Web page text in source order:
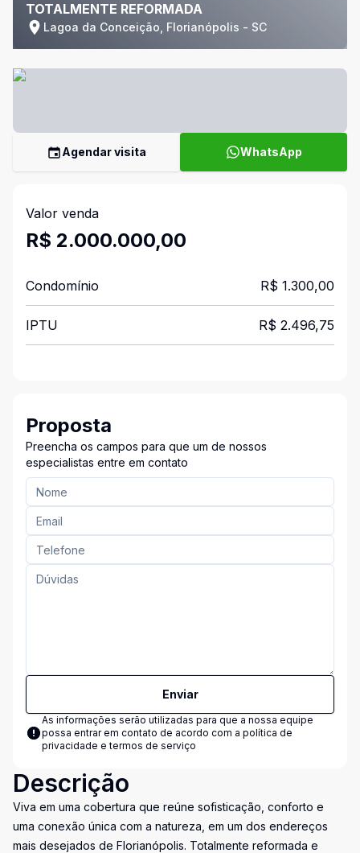
TOTALMENTE REFORMADA
Lagoa da Conceição, Florianópolis - SC
Agendar visita WhatsApp
Valor venda
R$ 2.000.000,00
Condomínio R$ 1.300,00
IPTU R$ 2.496,75
Proposta
Preencha os campos para que um de nossos
especialistas entre em contato
Enviar
As informações serão utilizadas para que a nossa equipe
possa entrar em contato de acordo com a política de
privacidade e termos de serviço
Descrição
Viva em uma cobertura que reúne sofisticação, conforto e
uma conexão única com a natureza, em um dos endereços
mais desejados de Florianópolis. Totalmente reformada e